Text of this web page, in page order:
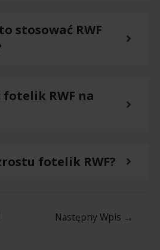
stosować RWF
RWF na
fotelik RWF?
Następny Wpis →